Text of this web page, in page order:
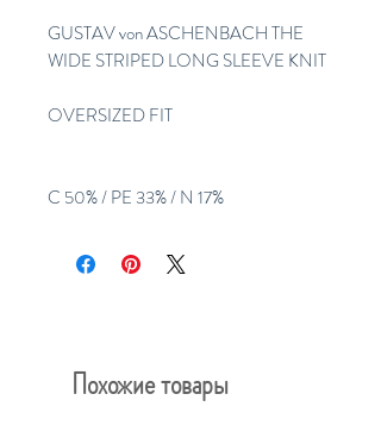
GUSTAV von ASCHENBACH THE
WIDE STRIPED LONG SLEEVE KNIT
OVERSIZED FIT
C 50% / PE 33% / N 17%
Похожие товары